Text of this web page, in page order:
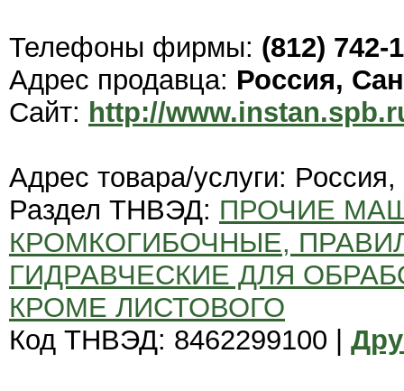
Телефоны фирмы: (812) 742-
Адрес продавца: Россия,
Сайт: http://
Адрес товара/услуги:
Раздел ТНВЭД: ПРОЧИЕ
КРОМКОГИБОЧНЫЕ,
ГИДРАВЧЕСКИЕ ДЛЯ
КРОМЕ ЛИСТОВОГО
Код ТНВЭД: 8462299100 |